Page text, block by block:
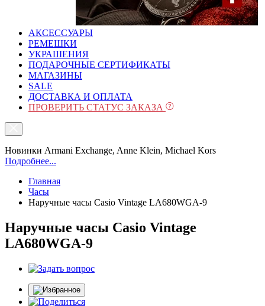
АКСЕССУАРЫ
РЕМЕШКИ
УКРАШЕНИЯ
ПОДАРОЧНЫЕ СЕРТИФИКАТЫ
МАГАЗИНЫ
SALE
ДОСТАВКА И ОПЛАТА
ПРОВЕРИТЬ СТАТУС ЗАКАЗА
Новинки Armani Exchange, Anne Klein, Michael Kors
Подробнее...
Главная
Часы
Наручные часы Casio Vintage LA680WGA-9
Наручные часы Casio Vintage
LA680WGA-9